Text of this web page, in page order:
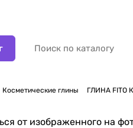
Косметические глины ГЛИНА
от изображенного на